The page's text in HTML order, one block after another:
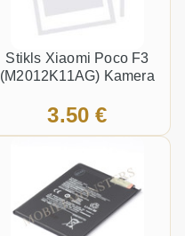
Stikls Xiaomi Poco F3
(M2012K11AG) Kamera
3.50 €